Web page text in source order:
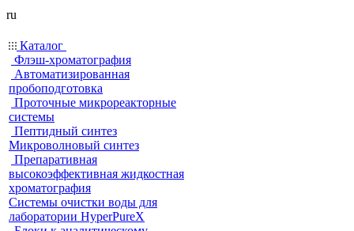
ru
Каталог
Флэш-хроматография
Автоматизированная
пробоподготовка
Проточные микрореакторные
системы
Пептидный синтез
Микроволновый синтез
Препаративная
высокоэффективная жидкостная
хроматография
Системы очистки воды для
лаборатории HyperPureX